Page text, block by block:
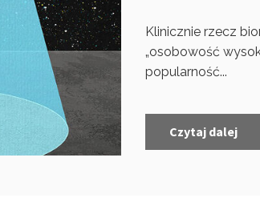
Klinicznie rzecz
„osobowość
popularność...
Czytaj dalej